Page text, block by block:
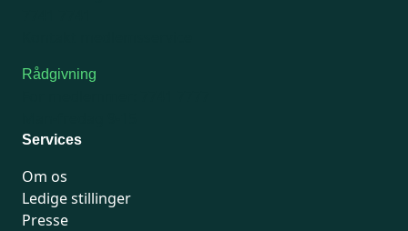
Rådgivning
Services
Om os
Ledige stillinger
Presse